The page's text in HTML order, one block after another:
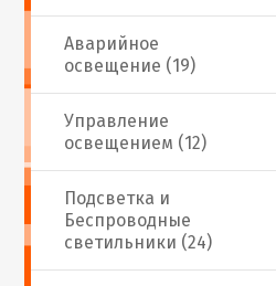
Аварийное
освещение (19)
Подсветка и
Беспроводные
светильники (24)
Управление
освещением (12)